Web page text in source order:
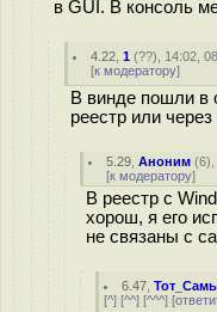
в GUI. В консоль
4.22 ,1 (??), 14:02,
[к модератору]
В винде пошли в
реестр или
5.29 ,Аноним (6),
[к модератору]
В реестр с
хорош, я его
не связаны с
6.47 ,
[^] [^^] [^^^] [